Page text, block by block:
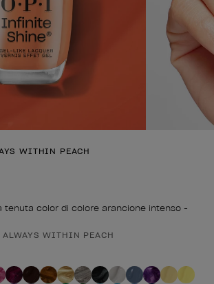
slide
to slide
WITHIN PEACH
tenuta color di colore arancione intenso -
WITHIN PEACH